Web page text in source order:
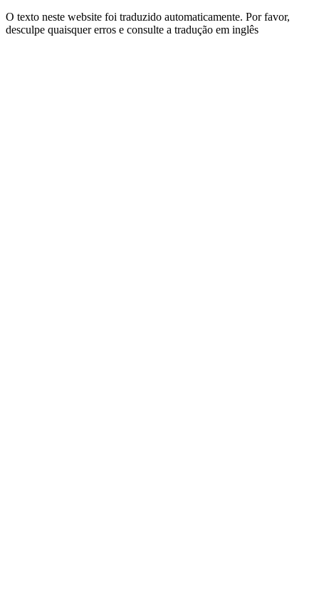
O texto neste website foi traduzido automaticamente. Por favor,
desculpe quaisquer erros e consulte a tradução em inglês